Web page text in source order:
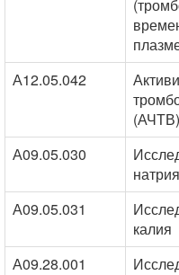
А12.05.042
(АЧТВ)
А09.05.030
натрия
А09.05.031
калия
А09.28.001